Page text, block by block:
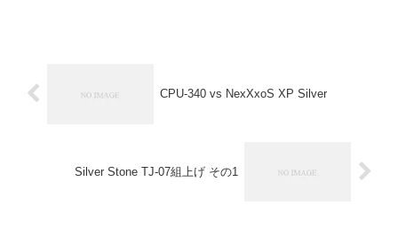
CPU-340 vs NexXxoS XP Silver
Silver Stone TJ-07組上げ その1